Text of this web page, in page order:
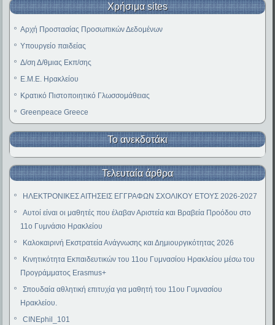
Χρήσιμα sites
Αρχή Προστασίας Προσωπικών Δεδομένων
Υπουργείο παιδείας
Δ/ση Δ/θμιας Εκπ/σης
E.M.E. Ηρακλείου
Κρατικό Πιστοποιητικό Γλωσσομάθειας
Greenpeace Greece
Το ανεκδοτάκι
Τελευταία άρθρα
ΗΛΕΚΤΡΟΝΙΚΕΣ ΑΙΤΗΣΕΙΣ ΕΓΓΡΑΦΩΝ ΣΧΟΛΙΚΟΥ ΕΤΟΥΣ 2026-2027
Αυτοί είναι οι μαθητές που έλαβαν Αριστεία και Βραβεία Προόδου στο
11ο Γυμνάσιο Ηρακλείου
Καλοκαιρινή Εκστρατεία Ανάγνωσης και Δημιουργικότητας 2026
Κινητικότητα Εκπαιδευτικών του 11ου Γυμνασίου Ηρακλείου μέσω του
Προγράμματος Erasmus+
Σπουδαία αθλητική επιτυχία για μαθητή του 11ου Γυμνασίου
Ηρακλείου.
CINEphil_101